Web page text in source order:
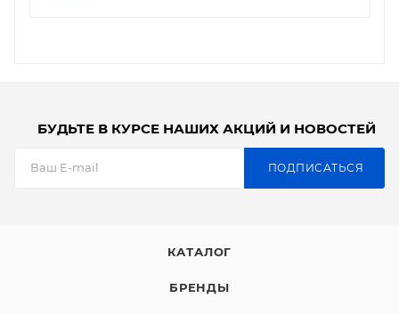
БУДЬТЕ В КУРСЕ НАШИХ АКЦИЙ И НОВОСТЕЙ
ПОДПИСАТЬСЯ
КАТАЛОГ
БРЕНДЫ